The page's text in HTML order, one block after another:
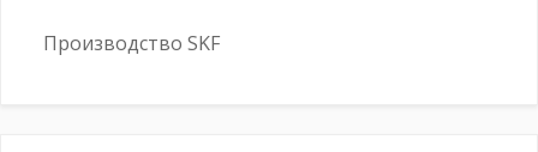
Производство SKF